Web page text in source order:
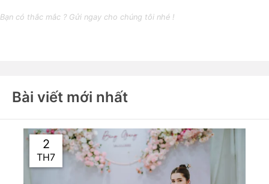
Bạn có thắc mắc ? Gửi ngay cho chúng tôi nhé !
Bài viết mới nhất
2
TH7